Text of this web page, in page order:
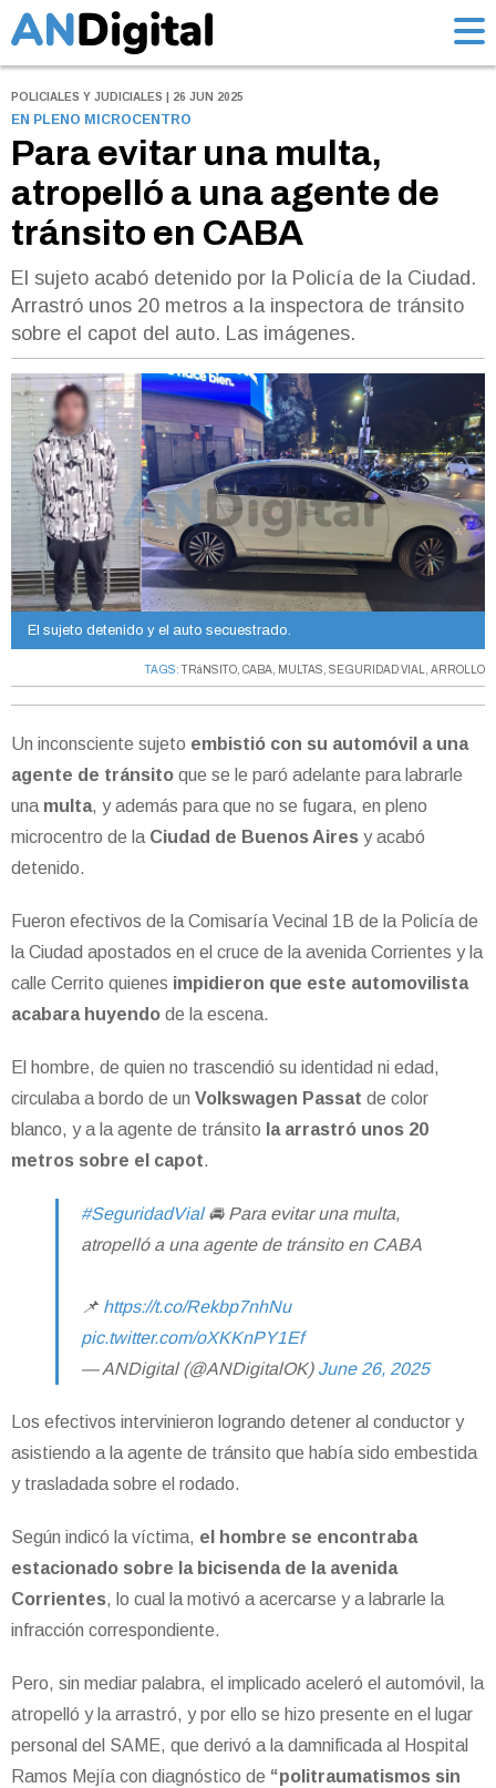
POLICIALES Y JUDICIALES | 26 JUN 2025
EN PLENO MICROCENTRO
Para evitar una multa,
atropelló a una agente de
tránsito en CABA
El sujeto acabó detenido por la Policía de la Ciudad.
Arrastró unos 20 metros a la inspectora de tránsito
sobre el capot del auto. Las imágenes.
El sujeto detenido y el auto secuestrado.
TAGS: TRáNSITO, CABA, MULTAS, SEGURIDAD VIAL, ARROLLO
Un inconsciente sujeto embistió con su automóvil a una
agente de tránsito que se le paró adelante para labrarle
una multa, y además para que no se fugara, en pleno
microcentro de la Ciudad de Buenos Aires y acabó
detenido.
Fueron efectivos de la Comisaría Vecinal 1B de la Policía de
la Ciudad apostados en el cruce de la avenida Corrientes y la
calle Cerrito quienes impidieron que este automovilista
acabara huyendo de la escena.
El hombre, de quien no trascendió su identidad ni edad,
circulaba a bordo de un Volkswagen Passat de color
blanco, y a la agente de tránsito la arrastró unos 20
metros sobre el capot.
#SeguridadVial🚘 Para evitar una multa,
atropelló a una agente de tránsito en CABA
📌 https://t.co/Rekbp7nhNu
pic.twitter.com/oXKKnPY1Ef
— ANDigital (@ANDigitalOK) June 26, 2025
Los efectivos intervinieron logrando detener al conductor y
asistiendo a la agente de tránsito que había sido embestida
y trasladada sobre el rodado.
Según indicó la víctima, el hombre se encontraba
estacionado sobre la bicisenda de la avenida
Corrientes, lo cual la motivó a acercarse y a labrarle la
infracción correspondiente.
Pero, sin mediar palabra, el implicado aceleró el automóvil, la
atropelló y la arrastró, y por ello se hizo presente en el lugar
personal del SAME, que derivó a la damnificada al Hospital
Ramos Mejía con diagnóstico de “politraumatismos sin